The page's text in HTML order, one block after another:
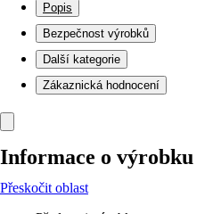
Popis
Bezpečnost výrobků
Další kategorie
Zákaznická hodnocení
Informace o výrobku
Přeskočit oblast